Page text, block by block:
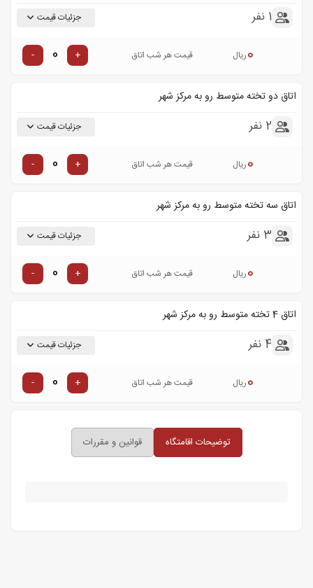
1 نفر جزئیات قیمت
0ریال قیمت هر شب اتاق +
-
اتاق دو تخته متوسط رو به مرکز شهر
2 نفر جزئیات قیمت
0ریال قیمت هر شب اتاق +
-
اتاق سه تخته متوسط رو به مرکز شهر
3 نفر جزئیات قیمت
0ریال قیمت هر شب اتاق +
-
اتاق 4 تخته متوسط رو به مرکز شهر
4 نفر جزئیات قیمت
0ریال قیمت هر شب اتاق +
-
توضیحات اقامتگاه قوانین و مقررات